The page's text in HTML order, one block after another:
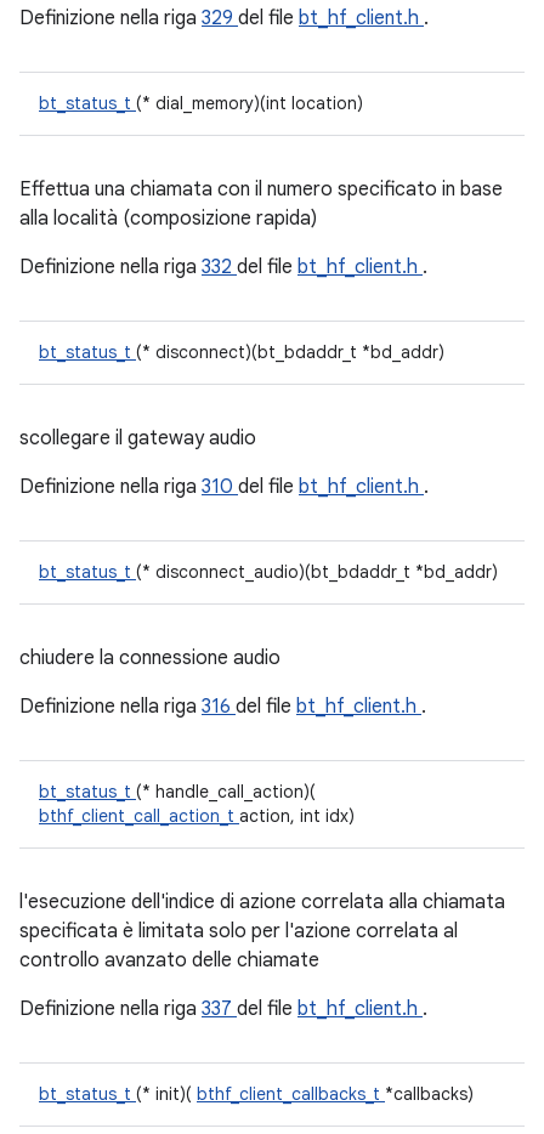
Definizione nella riga 329 del file bt_hf_client.h .
bt_status_t (* dial_memory)(int location)
Effettua una chiamata con il numero specificato in base
alla località (composizione rapida)
Definizione nella riga 332 del file bt_hf_client.h .
bt_status_t (* disconnect)(bt_bdaddr_t *bd_addr)
scollegare il gateway audio
Definizione nella riga 310 del file bt_hf_client.h .
bt_status_t (* disconnect_audio)(bt_bdaddr_t *bd_addr)
chiudere la connessione audio
Definizione nella riga 316 del file bt_hf_client.h .
bt_status_t (* handle_call_action)(
bthf_client_call_action_t action, int idx)
l'esecuzione dell'indice di azione correlata alla chiamata
specificata è limitata solo per l'azione correlata al
controllo avanzato delle chiamate
Definizione nella riga 337 del file bt_hf_client.h .
bt_status_t (* init)( bthf_client_callbacks_t *callbacks)